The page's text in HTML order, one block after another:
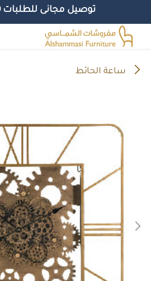
توصيل مجانى للطلبات 1500 فيما فوق
تخطي للذهاب إلى المحتوى
ساعة الحائط